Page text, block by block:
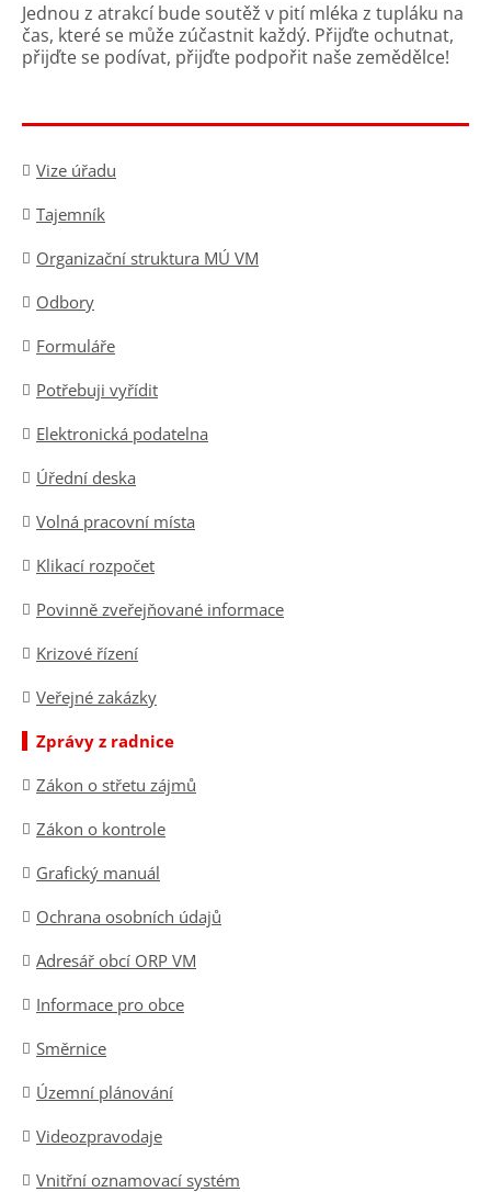
Jednou z atrakcí bude soutěž v pití mléka z tupláku na
čas, které se může zúčastnit každý. Přijďte ochutnat,
přijďte se podívat, přijďte podpořit naše zemědělce!
Vize úřadu
Tajemník
Organizační struktura MÚ VM
Odbory
Formuláře
Potřebuji vyřídit
Elektronická podatelna
Úřední deska
Volná pracovní místa
Klikací rozpočet
Povinně zveřejňované informace
Krizové řízení
Veřejné zakázky
Zprávy z radnice
Zákon o střetu zájmů
Zákon o kontrole
Grafický manuál
Ochrana osobních údajů
Adresář obcí ORP VM
Informace pro obce
Směrnice
Územní plánování
Videozpravodaje
Vnitřní oznamovací systém